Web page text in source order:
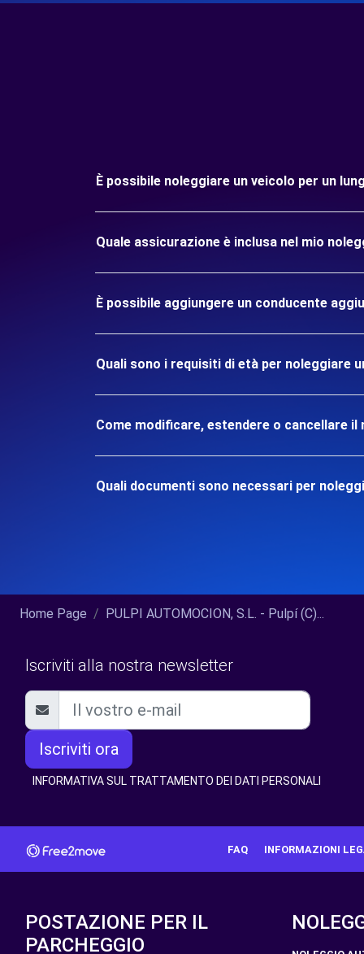
È possibile noleggiare un veicolo per un
Quale assicurazione è inclusa nel mio
È possibile aggiungere un conducente
Quali sono i requisiti di età per noleggiare
Come modificare, estendere o cancellare il
Quali documenti sono necessari per
Home Page PULPI AUTOMOCION, S.L. - Pulpí (C)...
Iscriviti alla nostra newsletter
Iscriviti ora
INFORMATIVA SUL TRATTAMENTO DEI DATI PERSONALI
FAQ INFORMAZIONI
POSTAZIONE PER IL
PARCHEGGIO